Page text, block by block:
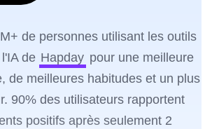
de personnes utilisant les outils
de Hapday pour une meilleure
de meilleures habitudes et un plus
90% des utilisateurs rapportent
positifs après seulement 2